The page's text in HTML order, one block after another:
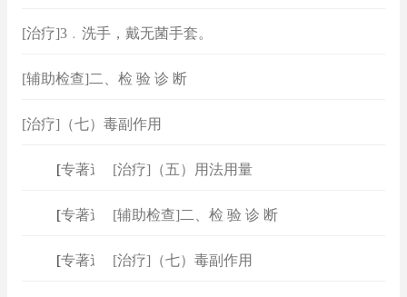
[治疗]3﹒洗手，戴无菌手套。
[辅助检查]二、检 验 诊 断
[治疗]（七）毒副作用
专著速查]
[治疗]（五）用法用量
专著速查]
[辅助检查]二、检 验 诊 断
专著速查]
[治疗]（七）毒副作用